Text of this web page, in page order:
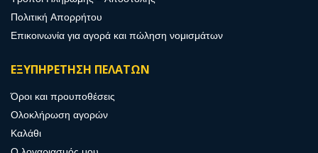
Πολιτική Απορρήτου
Επικοινωνία για αγορά και πώληση νομισμάτων
ΕΞΥΠΗΡΕΤΗΣΗ ΠΕΛΑΤΩΝ
Όροι και προυποθέσεις
Ολοκλήρωση αγορών
Καλάθι